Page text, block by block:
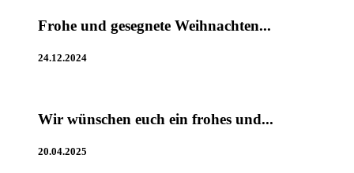
Frohe und gesegnete Weihnachten...
24.12.2024
Wir wünschen euch ein frohes und...
20.04.2025